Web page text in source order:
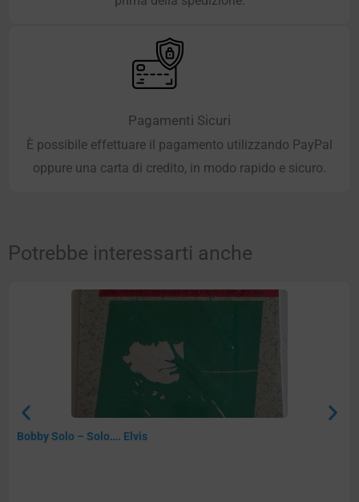
Pagamenti Sicuri
È possibile effettuare il pagamento utilizzando PayPal
oppure una carta di credito, in modo rapido e sicuro.
Potrebbe interessarti anche
Bobby Solo – Solo…. Elvis